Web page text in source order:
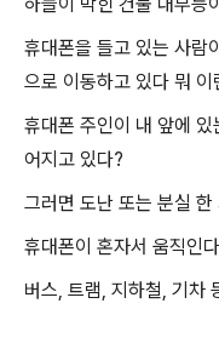
휴대폰을 들고 있는 사람
으로 이동하고 있다 뭐
휴대폰 주인이 내 앞에
어지고 있다?
그러면 도난 또는 분실 한
휴대폰이 혼자서 움직인
버스, 트램, 지하철, 기차